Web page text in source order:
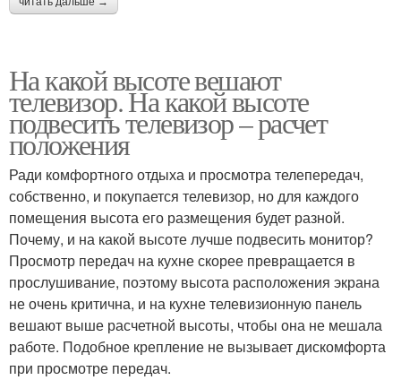
На какой высоте вешают
телевизор. На какой высоте
подвесить телевизор – расчет
положения
Ради комфортного отдыха и просмотра телепередач,
собственно, и покупается телевизор, но для каждого
помещения высота его размещения будет разной.
Почему, и на какой высоте лучше подвесить монитор?
Просмотр передач на кухне скорее превращается в
прослушивание, поэтому высота расположения экрана
не очень критична, и на кухне телевизионную панель
вешают выше расчетной высоты, чтобы она не мешала
работе. Подобное крепление не вызывает дискомфорта
при просмотре передач.